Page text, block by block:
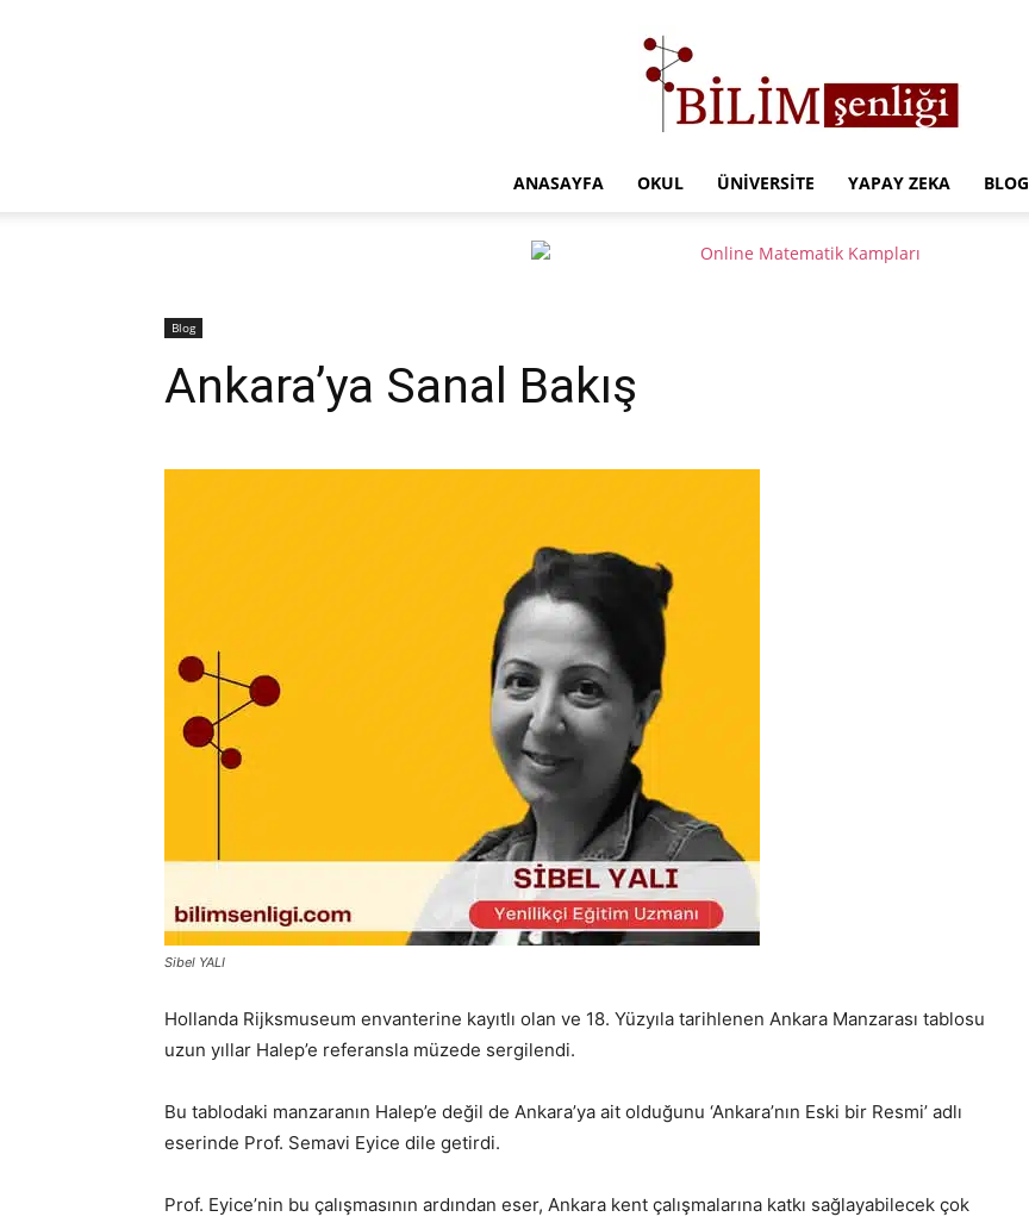
ANASAYFA OKUL ÜNIVERSITE YAPAY ZEKA BLOG
Blog
Ankara’ya Sanal Bakış
Sibel YALI
Hollanda Rijksmuseum envanterine kayıtlı olan ve 18. Yüzyıla tarihlenen Ankara Manzarası tablosu
uzun yıllar Halep’e referansla müzede sergilendi.
Bu tablodaki manzaranın Halep’e değil de Ankara’ya ait olduğunu ‘Ankara’nın Eski bir Resmi’ adlı
eserinde Prof. Semavi Eyice dile getirdi.
Prof. Eyice’nin bu çalışmasının ardından eser, Ankara kent çalışmalarına katkı sağlayabilecek çok